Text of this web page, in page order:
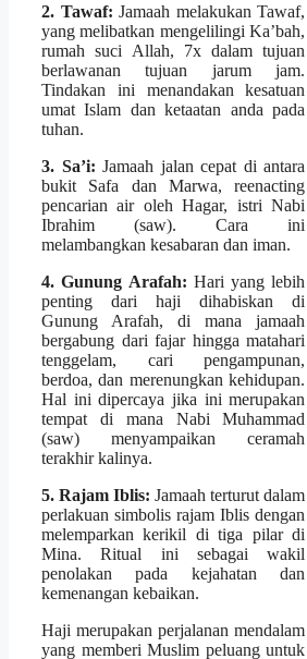
2. Tawaf: Jamaah melakukan Tawaf,
yang melibatkan mengelilingi Ka’bah,
rumah suci Allah, 7x dalam tujuan
berlawanan tujuan jarum jam.
Tindakan ini menandakan kesatuan
umat Islam dan ketaatan anda pada
tuhan.
3. Sa’i: Jamaah jalan cepat di antara
bukit Safa dan Marwa, reenacting
pencarian air oleh Hagar, istri Nabi
Ibrahim (saw). Cara ini
melambangkan kesabaran dan iman.
4. Gunung Arafah: Hari yang lebih
penting dari haji dihabiskan di
Gunung Arafah, di mana jamaah
bergabung dari fajar hingga matahari
tenggelam, cari pengampunan,
berdoa, dan merenungkan kehidupan.
Hal ini dipercaya jika ini merupakan
tempat di mana Nabi Muhammad
(saw) menyampaikan ceramah
terakhir kalinya.
5. Rajam Iblis: Jamaah terturut dalam
perlakuan simbolis rajam Iblis dengan
melemparkan kerikil di tiga pilar di
Mina. Ritual ini sebagai wakil
penolakan pada kejahatan dan
kemenangan kebaikan.
Haji merupakan perjalanan mendalam
yang memberi Muslim peluang untuk